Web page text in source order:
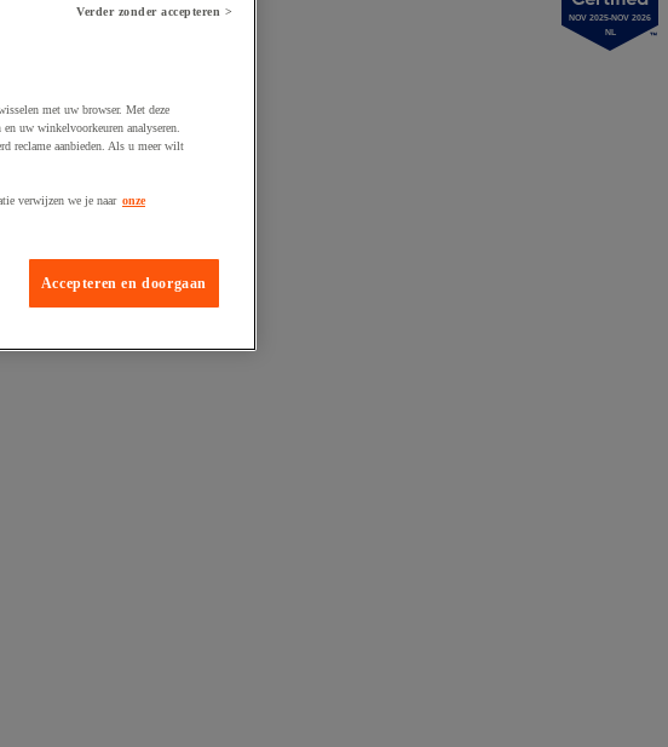
NOV 2025-NOV 2026
NL
Verder zonder accepteren >
met uw browser. Met deze
uw winkelvoorkeuren analyseren.
reclame aanbieden. Als u meer wilt
verwijzen we je naar onze
Accepteren en doorgaan